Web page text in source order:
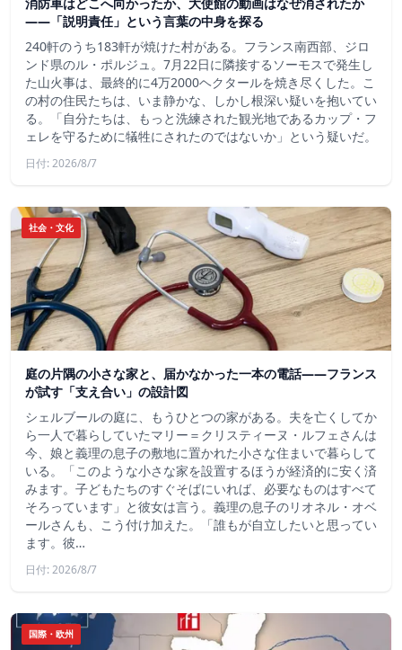
消防車はどこへ向かったか、大使館の動画はなぜ消されたか
——「説明責任」という言葉の中身を探る
240軒のうち183軒が焼けた村がある。フランス南西部、ジロ
ンド県のル・ポルジュ。7月22日に隣接するソーモスで発生し
た山火事は、最終的に4万2000ヘクタールを焼き尽くした。こ
の村の住民たちは、いま静かな、しかし根深い疑いを抱いてい
る。「自分たちは、もっと洗練された観光地であるカップ・フ
ェレを守るために犠牲にされたのではないか」という疑いだ。
日付: 2026/8/7
社会・文化
庭の片隅の小さな家と、届かなかった一本の電話——フランス
が試す「支え合い」の設計図
シェルブールの庭に、もうひとつの家がある。夫を亡くしてか
ら一人で暮らしていたマリー＝クリスティーヌ・ルフェさんは
今、娘と義理の息子の敷地に置かれた小さな住まいで暮らして
いる。「このような小さな家を設置するほうが経済的に安く済
みます。子どもたちのすぐそばにいれば、必要なものはすべて
そろっています」と彼女は言う。義理の息子のリオネル・オベ
ールさんも、こう付け加えた。「誰もが自立したいと思ってい
ます。彼…
日付: 2026/8/7
国際・欧州